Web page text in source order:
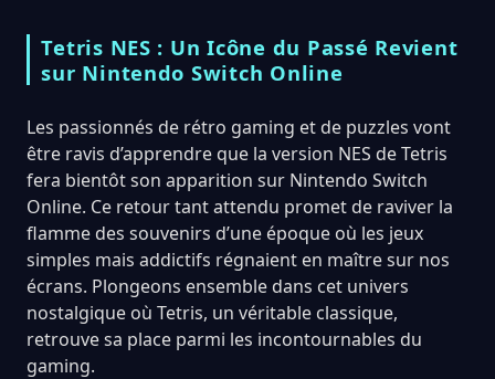
Tetris NES : Un Icône du Passé Revient
sur Nintendo Switch Online
Les passionnés de rétro gaming et de puzzles vont
être ravis d’apprendre que la version NES de Tetris
fera bientôt son apparition sur Nintendo Switch
Online. Ce retour tant attendu promet de raviver la
flamme des souvenirs d’une époque où les jeux
simples mais addictifs régnaient en maître sur nos
écrans. Plongeons ensemble dans cet univers
nostalgique où Tetris, un véritable classique,
retrouve sa place parmi les incontournables du
gaming.